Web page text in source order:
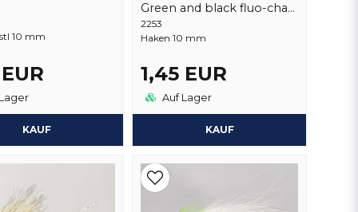
10 mm
KAUF
Green and black fluo-chatreuse green body
2253
Haken 10 mm
1,45 EUR
Auf Lager
KAUF